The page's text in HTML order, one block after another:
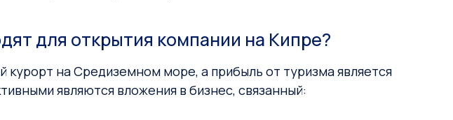
для открытия компании на Кипре?
на Средиземном море, а прибыль от туризма является
являются вложения в бизнес, связанный: